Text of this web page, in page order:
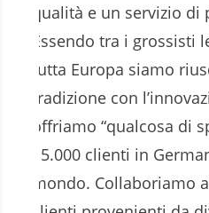
qualità e un servizio
Essendo tra i grossisti
tutta Europa siamo
tradizione con
offriamo “qualcosa di
15.000 clienti in
mondo. Collaboriamo